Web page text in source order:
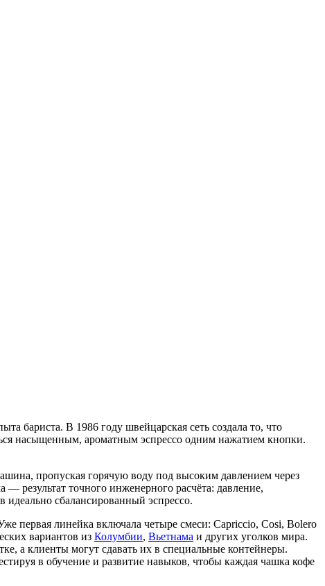
бариста. В 1986 году швейцарская сеть создала то, что
насыщенным, ароматным эспрессо одним нажатием кнопки.
пропуская горячую воду под высоким давлением через
результат точного инженерного расчёта: давление,
сбалансированный эспрессо.
первая линейка включала четыре смеси: Capriccio, Cosi, Bolero
вариантов из Колумбии, Вьетнама и других уголков мира.
а клиенты могут сдавать их в специальные контейнеры.
в обучение и развитие навыков, чтобы каждая чашка кофе